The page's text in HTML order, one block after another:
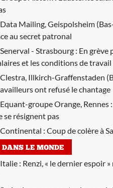
Data Mailing, Geispolsheim
au secret patronal
Senerval - Strasbourg : En grève
et les conditions de travail
Clestra, Illkirch-Graffenstaden
ont refusé le chantage
Equant-groupe Orange, Rennes :
se résignent pas
Continental : Coup de colère à
DANS LE MONDE
Italie : Renzi, « le dernier espoir